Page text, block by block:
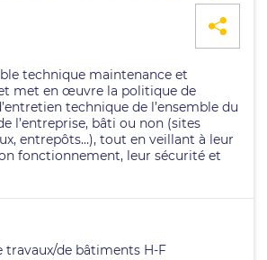
technique maintenance et
met en œuvre la politique de
technique de l’ensemble du
l’entreprise, bâti ou non (sites
entrepôts…), tout en veillant à leur
fonctionnement, leur sécurité et
travaux/de bâtiments H-F